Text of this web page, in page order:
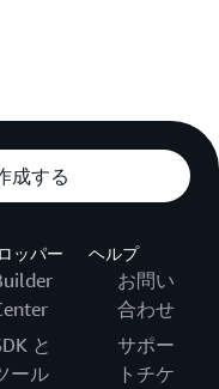
成する
ッパー
と
ール
ヘルプ
お問い
合わせ
サポー
トチケ